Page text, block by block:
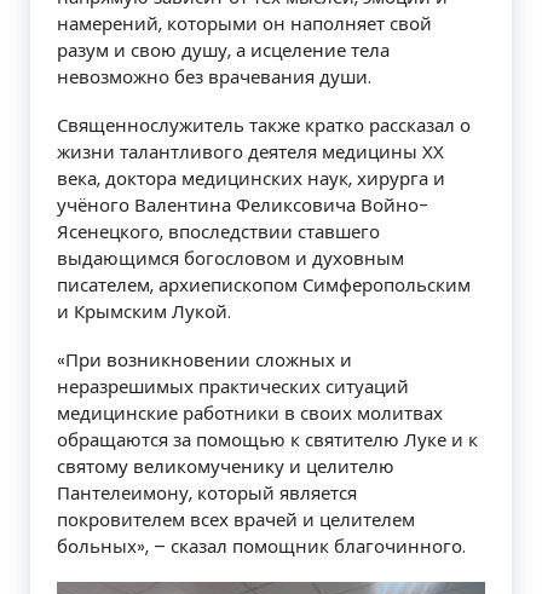
намерений, которыми он наполняет свой
разум и свою душу, а исцеление тела
невозможно без врачевания души.
Священнослужитель также кратко рассказал о
жизни талантливого деятеля медицины ХХ
века, доктора медицинских наук, хирурга и
учёного Валентина Феликсовича Войно-
Ясенецкого, впоследствии ставшего
выдающимся богословом и духовным
писателем, архиепископом Симферопольским
и Крымским Лукой.
«При возникновении сложных и
неразрешимых практических ситуаций
медицинские работники в своих молитвах
обращаются за помощью к святителю Луке и к
святому великомученику и целителю
Пантелеимону, который является
покровителем всех врачей и целителем
больных», – сказал помощник благочинного.